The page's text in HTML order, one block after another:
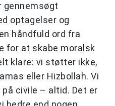
gennemsøgt
optagelser og
håndfuld ord fra
for at skabe moralsk
klare: vi støtter ikke,
eller Hizbollah. Vi
civile – altid. Det er